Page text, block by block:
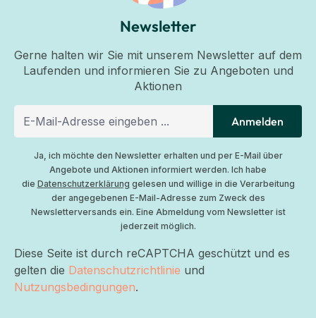
Newsletter
Gerne halten wir Sie mit unserem Newsletter auf dem
Laufenden und informieren Sie zu Angeboten und
Aktionen
Anmelden
Ja, ich möchte den Newsletter erhalten und per E-Mail über
Angebote und Aktionen informiert werden. Ich habe
die Datenschutzerklärung gelesen und willige in die Verarbeitung
der angegebenen E-Mail-Adresse zum Zweck des
Newsletterversands ein. Eine Abmeldung vom Newsletter ist
jederzeit möglich.
Diese Seite ist durch reCAPTCHA geschützt und es
gelten die Datenschutzrichtlinie und
Nutzungsbedingungen.